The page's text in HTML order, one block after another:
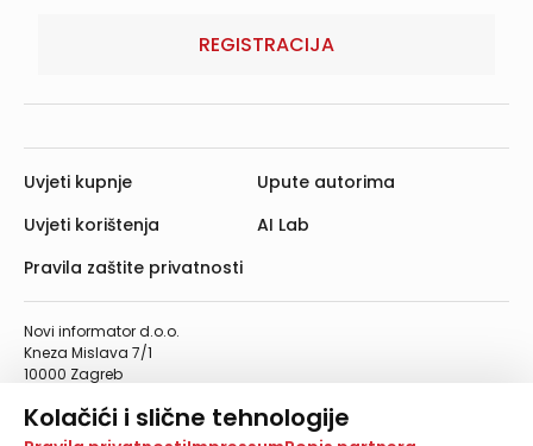
Kolačići i slične tehnologije
REGISTRACIJA
Novi informator d.o.o.
Kneza Mislava 7/1
10000 Zagreb
Telefaks: 01/4612-553
info@informator.hr
Uvjeti kupnje
Uvjeti korištenja
Pravila zaštite privatnosti
Upute autorima
AI Lab